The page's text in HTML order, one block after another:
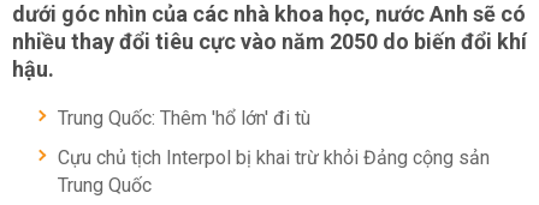
dưới góc nhìn của các nhà khoa học, nước Anh sẽ có
nhiều thay đổi tiêu cực vào năm 2050 do biến đổi khí
hậu.
Trung Quốc: Thêm 'hổ lớn' đi tù
Cựu chủ tịch Interpol bị khai trừ khỏi Đảng cộng sản
Trung Quốc